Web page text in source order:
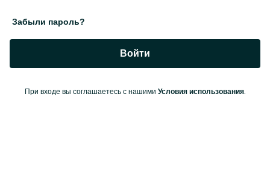
Забыли пароль?
Войти
При входе вы соглашаетесь с нашими Условия использования.